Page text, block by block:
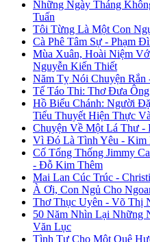
Những Ngày Tháng
Tuấn
Tôi Từng Là Một Con
Cà Phê Tâm Sự - Phạm
Mùa Xuân, Hoài Niệm
Nguyễn Kiến Thiết
Năm Tỵ Nói Chuyện Rắn
Tế Táo Thi: Thơ Đưa
Hồ Biểu Chánh: Người
Tiểu Thuyết Hiện Thực
Chuyện Về Một Lá Thư -
Vì Đó Là Tình Yêu - Kim
Cố Tổng Thống Jimmy
- Đỗ Kim Thêm
Mai Lan Cúc Trúc -
À Ơi, Con Ngủ Cho
Thơ Thục Uyên - Võ Thị
50 Năm Nhìn Lại Những
Văn Lục
Tình Tự Cho Một Quê